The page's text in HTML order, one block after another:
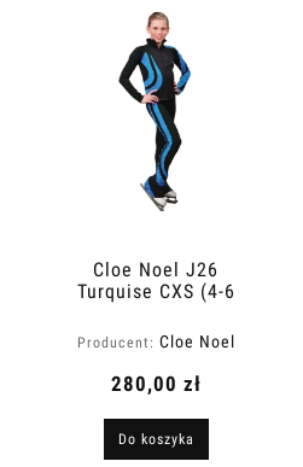
Cloe Noel J26
Turquise CXS (4-6
Producent: Cloe Noel
280,00 zł
Do koszyka